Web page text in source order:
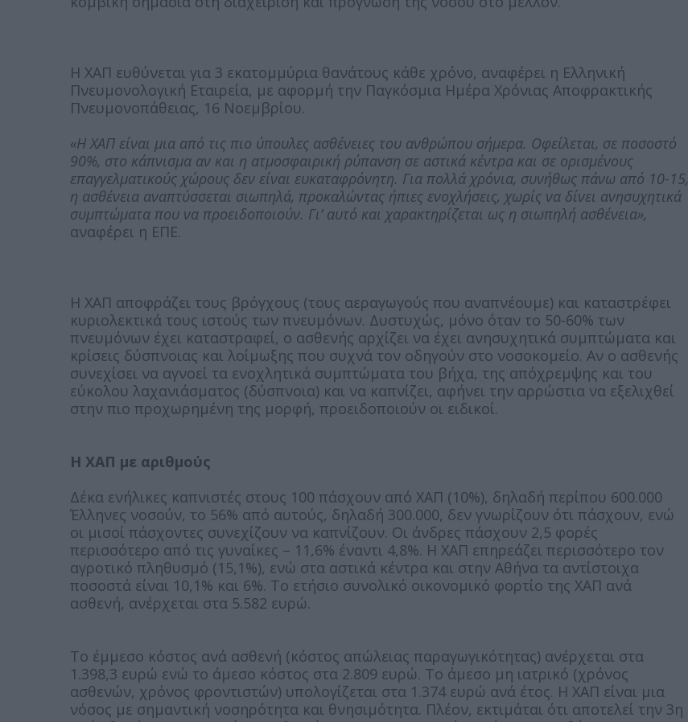
Η ΧΑΠ ευθύνεται για 3 εκατομμύρια θανάτους κάθε χρόνο, αναφέρει η Ελληνική
Πνευμονολογική Εταιρεία, με αφορμή την Παγκόσμια Ημέρα Χρόνιας Αποφρακτικής
Πνευμονοπάθειας, 16 Νοεμβρίου.
«Η ΧΑΠ είναι μια από τις πιο ύπουλες ασθένειες του ανθρώπου σήμερα. Οφείλεται, σε ποσοστό
90%, στο κάπνισμα αν και η ατμοσφαιρική ρύπανση σε αστικά κέντρα και σε ορισμένους
επαγγελματικούς χώρους δεν είναι ευκαταφρόνητη. Για πολλά χρόνια, συνήθως πάνω από 10-15,
η ασθένεια αναπτύσσεται σιωπηλά, προκαλώντας ήπιες ενοχλήσεις, χωρίς να δίνει ανησυχητικά
συμπτώματα που να προειδοποιούν. Γι’ αυτό και χαρακτηρίζεται ως η σιωπηλή ασθένεια»,
αναφέρει η ΕΠΕ.
Η ΧΑΠ αποφράζει τους βρόγχους (τους αεραγωγούς που αναπνέουμε) και καταστρέφει
κυριολεκτικά τους ιστούς των πνευμόνων. Δυστυχώς, μόνο όταν το 50-60% των
πνευμόνων έχει καταστραφεί, ο ασθενής αρχίζει να έχει ανησυχητικά συμπτώματα και
κρίσεις δύσπνοιας και λοίμωξης που συχνά τον οδηγούν στο νοσοκομείο. Αν ο ασθενής
συνεχίσει να αγνοεί τα ενοχλητικά συμπτώματα του βήχα, της απόχρεμψης και του
εύκολου λαχανιάσματος (δύσπνοια) και να καπνίζει, αφήνει την αρρώστια να εξελιχθεί
στην πιο προχωρημένη της μορφή, προειδοποιούν οι ειδικοί.
Η ΧΑΠ με αριθμούς
Δέκα ενήλικες καπνιστές στους 100 πάσχουν από ΧΑΠ (10%), δηλαδή περίπου 600.000
Έλληνες νοσούν, το 56% από αυτούς, δηλαδή 300.000, δεν γνωρίζουν ότι πάσχουν, ενώ
οι μισοί πάσχοντες συνεχίζουν να καπνίζουν. Οι άνδρες πάσχουν 2,5 φορές
περισσότερο από τις γυναίκες – 11,6% έναντι 4,8%. Η ΧΑΠ επηρεάζει περισσότερο τον
αγροτικό πληθυσμό (15,1%), ενώ στα αστικά κέντρα και στην Αθήνα τα αντίστοιχα
ποσοστά είναι 10,1% και 6%. Το ετήσιο συνολικό οικονομικό φορτίο της ΧΑΠ ανά
ασθενή, ανέρχεται στα 5.582 ευρώ.
Το έμμεσο κόστος ανά ασθενή (κόστος απώλειας παραγωγικότητας) ανέρχεται στα
1.398,3 ευρώ ενώ το άμεσο κόστος στα 2.809 ευρώ. Το άμεσο μη ιατρικό (χρόνος
ασθενών, χρόνος φροντιστών) υπολογίζεται στα 1.374 ευρώ ανά έτος. Η ΧΑΠ είναι μια
νόσος με σημαντική νοσηρότητα και θνησιμότητα. Πλέον, εκτιμάται ότι αποτελεί την 3η